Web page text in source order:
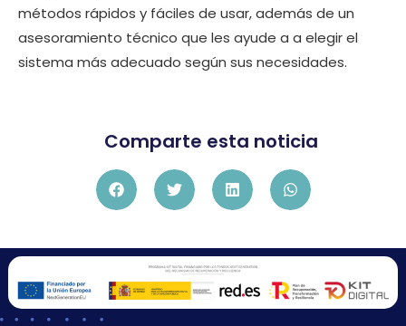
métodos rápidos y fáciles de usar, además de un
asesoramiento técnico que les ayude a a elegir el
sistema más adecuado según sus necesidades.
Comparte esta noticia